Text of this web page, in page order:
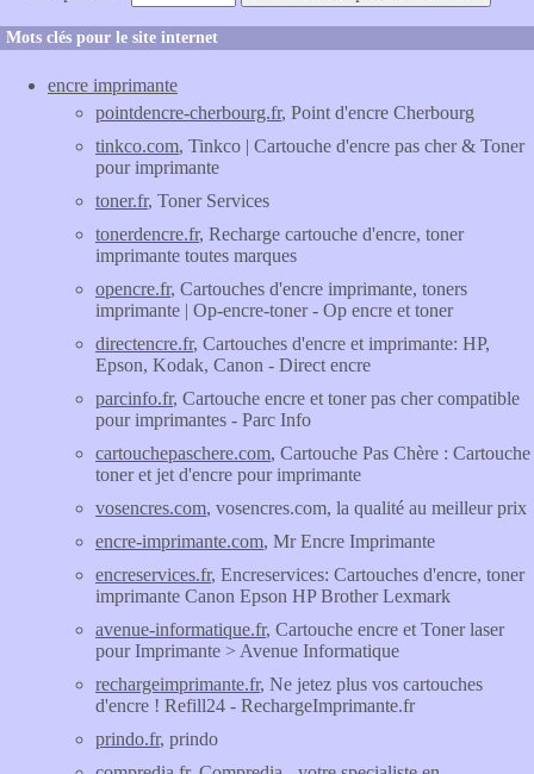
Mots clés pour le site internet
encre imprimante
pointdencre-cherbourg.fr, Point d'encre Cherbourg
tinkco.com, Tinkco | Cartouche d'encre pas cher & Toner
pour imprimante
toner.fr, Toner Services
tonerdencre.fr, Recharge cartouche d'encre, toner
imprimante toutes marques
opencre.fr, Cartouches d'encre imprimante, toners
imprimante | Op-encre-toner - Op encre et toner
directencre.fr, Cartouches d'encre et imprimante: HP,
Epson, Kodak, Canon - Direct encre
parcinfo.fr, Cartouche encre et toner pas cher compatible
pour imprimantes - Parc Info
cartouchepaschere.com, Cartouche Pas Chère : Cartouche
toner et jet d'encre pour imprimante
vosencres.com, vosencres.com, la qualité au meilleur prix
encre-imprimante.com, Mr Encre Imprimante
encreservices.fr, Encreservices: Cartouches d'encre, toner
imprimante Canon Epson HP Brother Lexmark
avenue-informatique.fr, Cartouche encre et Toner laser
pour Imprimante > Avenue Informatique
rechargeimprimante.fr, Ne jetez plus vos cartouches
d'encre ! Refill24 - RechargeImprimante.fr
prindo.fr, prindo